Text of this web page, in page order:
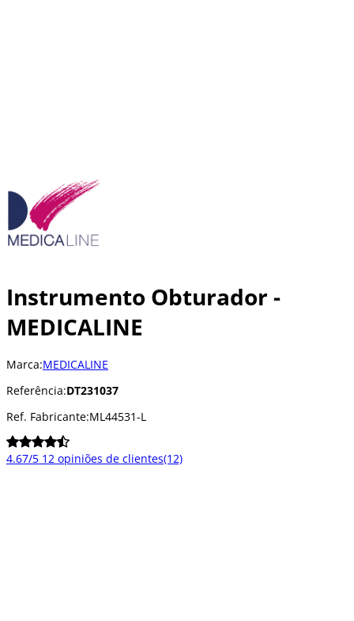
Instrumento Obturador -
MEDICALINE
Marca:MEDICALINE
Referência:DT231037
Ref. Fabricante:ML44531-L
4.67/5 12 opiniões de clientes(12)